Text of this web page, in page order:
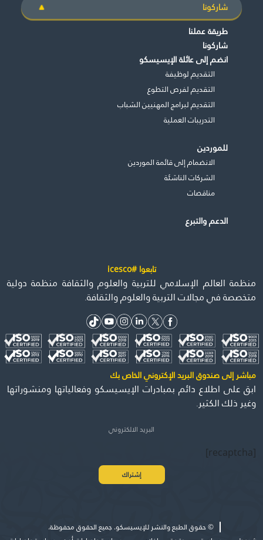
شاركونا
طريقة عملنا
شاركونا
انضم إلى عائلة الإيسيسكو
التقديم لوظيفة
التقديم لفرص التطوع
التقديم لبرامج المهنيين الشباب
التدريبات العملية
للموردين
الانضمام إلى قائمة الموردين
الشركات الناشئة
مناقصات
الدعم والتبرع
تابعوا #icesco
منظمة العالم الإسلامي للتربية والعلوم والثقافة منظمة دولية
متخصصة في مجالات التربية والعلوم والثقافة.
مباشر إلى صندوق البريد الإكتروني الخاص بك
ابق على اطلاع دائم بمبادرات الإيسيسكو وفعالياتها ومنشوراتها
وغير ذلك الكثير.
[recaptcha]
©حقوق الطبع والنشر للإيسيسكو. جميع الحقوق محفوظة.